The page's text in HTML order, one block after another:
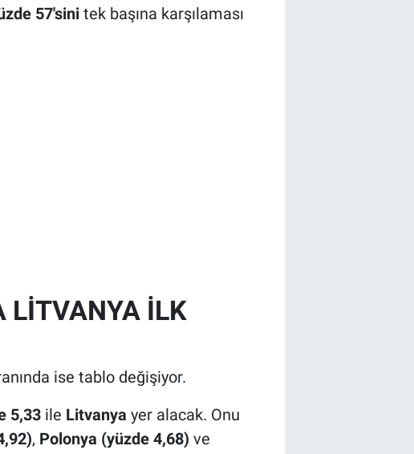
57'sinitek başına karşılaması
LİTVANYA İLK
ise tablo değişiyor.
5,33ile Litvanya yer alacak. Onu
, Polonya (yüzde 4,68) ve